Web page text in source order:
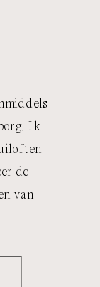
Ik
de
van